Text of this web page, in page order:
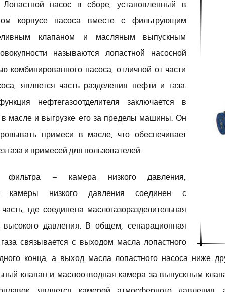
насос в сборе, установленный в
корпусе насоса вместе с фильтрующим
клапаном и масляным выпускным
называются лопастной насосной
комбинированного насоса, отличной от части
является часть разделения нефти и газа.
нефтегазоотделителя заключается в
в масле и выгрузке его за пределы машины. Он
примеси в масле, что обеспечивает
газа и примесей для пользователей.
фильтра – камера низкого давления,
камеры низкого давления соединен с
где соединена маслогазоразделительная
высокого давления. В общем, сепарационная
связывается с выходом масла лопастного
конца, а выход масла лопастного насоса ниже
клапан и маслоотводная камера за выпускным